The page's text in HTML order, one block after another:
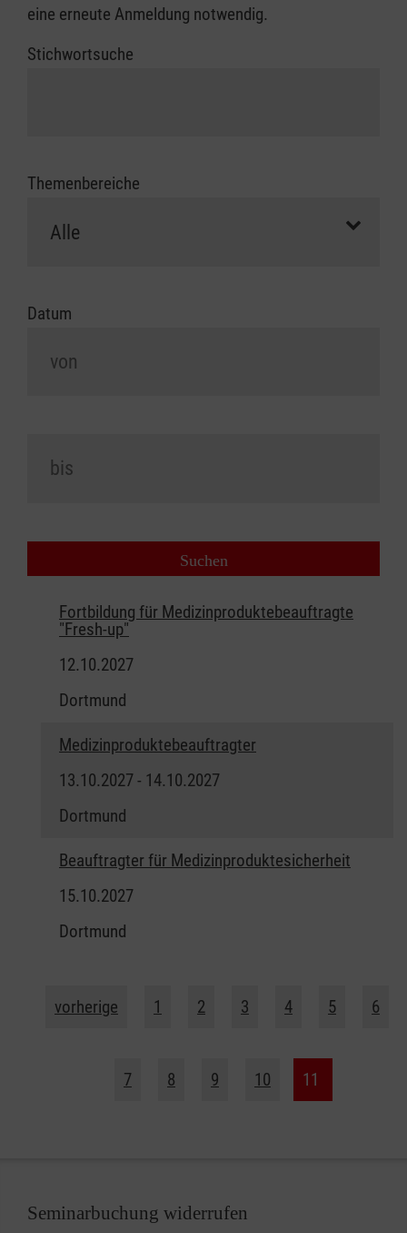
eine erneute Anmeldung notwendig.
Stichwortsuche
Themenbereiche
Datum
Fortbildung für Medizinproduktebeauftragte
"Fresh-up"
12.10.2027
Dortmund
Medizinproduktebeauftragter
13.10.2027 - 14.10.2027
Dortmund
Beauftragter für Medizinproduktesicherheit
15.10.2027
Dortmund
vorherige 1 2 3 4 5 6
7 8 9 10 11
Seminarbuchung widerrufen